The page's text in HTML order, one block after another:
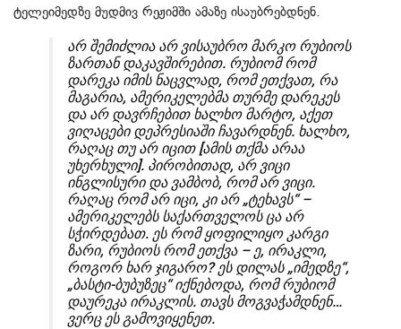
ტელეიმედზე მუდმივ რეჟიმში ამაზე ისაუბრებდნენ.
არ შემიძლია არ ვისაუბრო მარკო რუბიოს
ზართან დაკავშირებით. რუბიომ რომ
დარეკა იმის ნაცვლად, რომ ეთქვათ, რა
მაგარია, ამერიკელებმა თურმე დარეკეს
და არ დავრჩებით ხალხო მარტო, აქეთ
ვიღაცები დეპრესიაში ჩავარდნენ. ხალხო,
რაღაც თუ არ იცით [ამის თქმა არაა
უხერხული]. პირობითად, არ ვიცი
ინგლისური და ვამბობ, რომ არ ვიცი.
რაღაც რომ არ იცი, კი არ „ტეხავს“ –
ამერიკელებს საქართველოს ცა არ
სჭირდებათ. ეს რომ ყოფილიყო კარგი
ზარი, რუბიოს რომ ეთქვა – ე, ირაკლი,
როგორ ხარ ჯიგარო? ეს დილას „იმედზე“,
„ბასტი-ბუბუზეც“ იქნებოდა, რომ რუბიომ
დაურეკა ირაკლის. თავს მოგვაჭამდნენ…
ვერც ეს გამოვიყენეთ.